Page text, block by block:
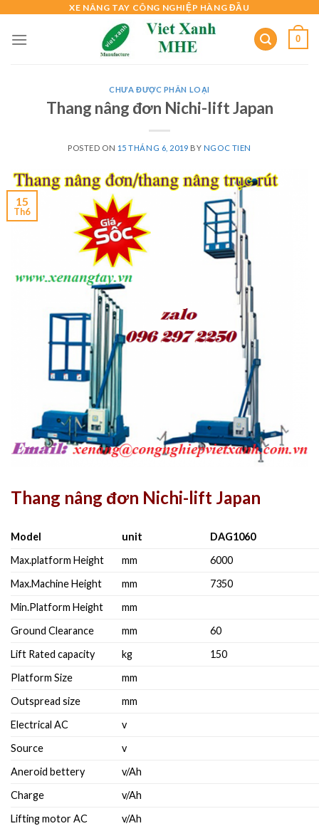
content
XE NÂNG TAY CÔNG NGHIỆP HÀNG ĐẦU
0
CHƯA ĐƯỢC PHÂN LOẠI
Thang nâng đơn Nichi-lift Japan
POSTED ON 15 THÁNG 6, 2019 BY NGOC TIEN
15
Th6
Thang nâng đơn Nichi-lift Japan
Model unit
DAG1060
Max.platform Height
mm
6000
Max.Machine Height
mm
7350
Min.Platform Height
mm
Ground Clearance
mm
60
Lift Rated capacity
kg
150
Platform Size
mm
Outspread size
mm
Electrical AC
v
Source
v
Aneroid bettery
v/Ah
Charge
v/Ah
Lifting motor AC
v/Ah